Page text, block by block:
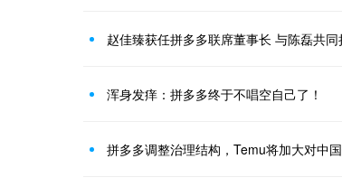
赵佳臻获任拼多多联席董事长 与陈磊共
浑身发痒：拼多多终于不唱空自己了！
拼多多调整治理结构，Temu将加大对中